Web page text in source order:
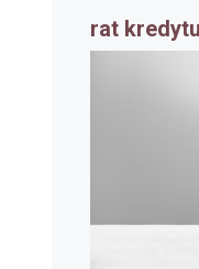
rat kredytu